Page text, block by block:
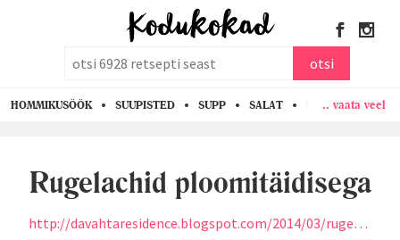
otsi
HOMMIKUSÖÖK SUUPISTED SUPP SALAT PASTA KANA
.. vaata veel
Rugelachid ploomitäidisega
http://davahtaresidence.blogspot.com/2014/03/rugelachid-vol-ii-ploomitaidisega.html